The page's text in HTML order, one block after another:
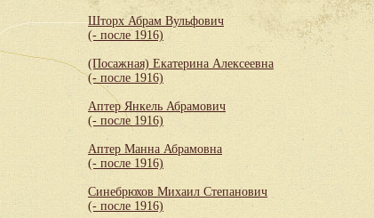
Шторх Абрам Вульфович
(- после 1916)
(Посажная) Екатерина Алексеевна
(- после 1916)
Аптер Янкель Абрамович
(- после 1916)
Аптер Манна Абрамовна
(- после 1916)
Синебрюхов Михаил Степанович
(- после 1916)